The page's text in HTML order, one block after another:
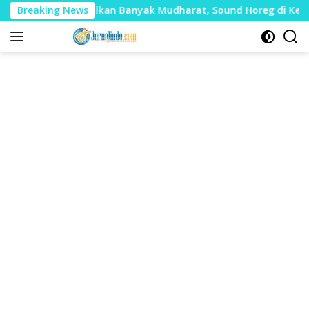
Langsung
ke
konten
Breaking News
Timbulkan Banyak Mudharat, Sound Horeg di